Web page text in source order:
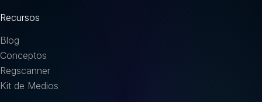
Recursos
Blog
Conceptos
Regscanner
Kit de Medios